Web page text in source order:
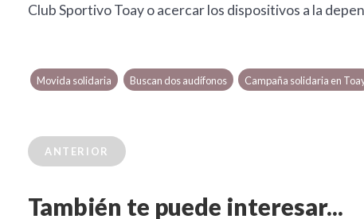
Club Sportivo Toay o acercar los dispositivos a la
Movida solidaria Buscan dos audífonos Campaña solidaria en
ANTERIOR
También te puede interesar...